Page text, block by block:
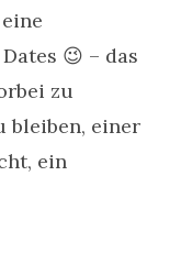
😉 – das
zu
bleiben, einer
ein